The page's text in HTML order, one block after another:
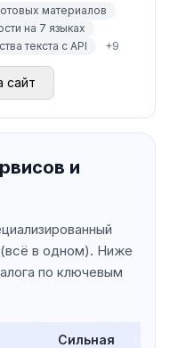
материалов
на 7 языках
текста с API
+9
сайт
и
в одном). Ниже
по ключевым
Сильная